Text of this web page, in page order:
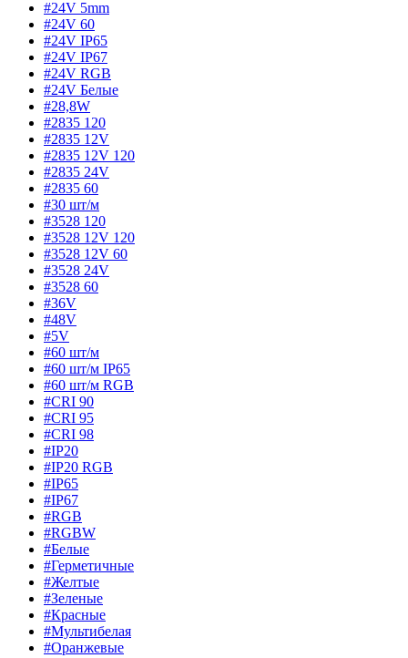
#24V 5mm
#24V 60
#24V IP65
#24V IP67
#24V RGB
#24V Белые
#28,8W
#2835 120
#2835 12V
#2835 12V 120
#2835 24V
#2835 60
#30 шт/м
#3528 120
#3528 12V 120
#3528 12V 60
#3528 24V
#3528 60
#36V
#48V
#5V
#60 шт/м
#60 шт/м IP65
#60 шт/м RGB
#CRI 90
#CRI 95
#CRI 98
#IP20
#IP20 RGB
#IP65
#IP67
#RGB
#RGBW
#Белые
#Герметичные
#Желтые
#Зеленые
#Красные
#Мультибелая
#Оранжевые